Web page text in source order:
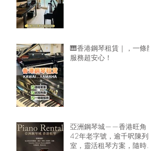
🎹香港鋼琴租賃｜，一條龍
服務超安心！
亞洲鋼琴城——香港旺角
42年老字號，逾千呎陳列
室，靈活租琴方案，隨時可